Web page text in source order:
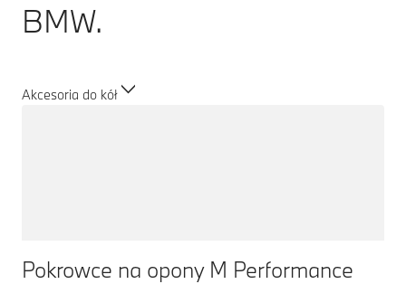
BMW.
Akcesoria do kół
Pokrowce na opony M Performance